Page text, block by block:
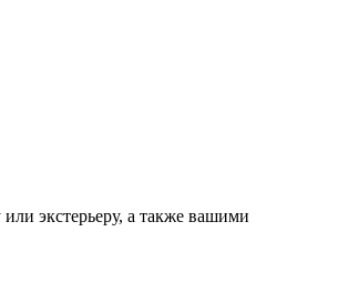
экстерьеру, а также вашими